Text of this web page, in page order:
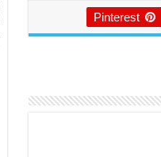
Pinterest